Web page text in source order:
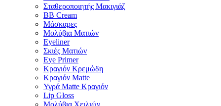
Σταθεροποιητής Μακιγιάζ
BB Cream
Μάσκαρες
Μολύβια Ματιών
Eyeliner
Σκιές Ματιών
Eye Primer
Κραγιόν Κρεμώδη
Κραγιόν Matte
Υγρά Matte Κραγιόν
Lip Gloss
Μολύβια Χειλιών